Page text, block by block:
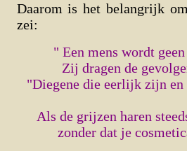
Daarom is het belangrijk
zei:
" Een mens wordt
Zij dragen de
"Diegene die eerlijk zijn en
Als de grijzen haren
zonder dat je